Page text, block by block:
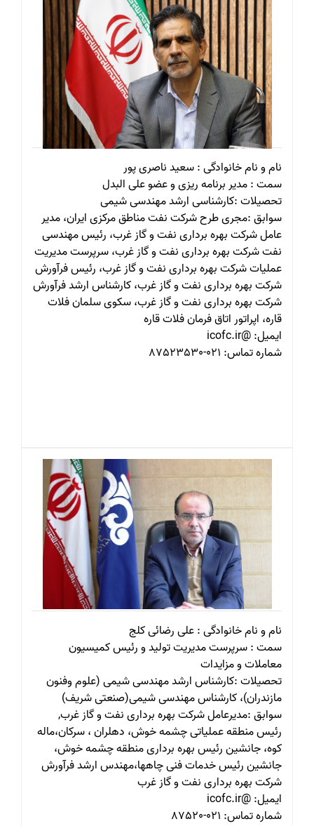
نام و نام خانوادگی : سعید ناصری پور
سمت : مدیر برنامه ریزی و عضو علی البدل
تحصیلات :کارشناسی ارشد مهندسی شیمی
سوابق :مجری طرح شرکت نفت مناطق مرکزی ایران، مدیر
عامل شرکت بهره برداری نفت و گاز غرب، رئیس مهندسی
نفت شرکت بهره برداری نفت و گاز غرب، سرپرست مدیریت
عملیات شرکت بهره برداری نفت و گاز غرب، رئیس فرآورش
شرکت بهره برداری نفت و گاز غرب، کارشناس ارشد فرآورش
شرکت بهره برداری نفت و گاز غرب، سکوی سلمان فلات
قاره، اپراتور اتاق فرمان فلات قاره
ایمیل: @icofc.ir
شماره تماس: 021-87523530
نام و نام خانوادگی : علی رضائی کلج
سمت : سرپرست مدیریت تولید و رئیس کمیسیون
معاملات و مزایدات
تحصیلات :کارشناس ارشد مهندسی شیمی (علوم وفنون
مازندران)، کارشناس مهندسی شیمی(صنعتی شریف)
سوابق :مدیرعامل شرکت بهره برداری نفت و گاز غرب,
رئیس منطقه عملیاتی چشمه خوش، دهلران ، سرکان،ماله
کوه، جانشین رئیس بهره برداری منطقه چشمه خوش،
جانشین رئیس خدمات فنی چاهها،مهندس ارشد فرآورش
شرکت بهره برداری نفت و گاز غرب
ایمیل: @icofc.ir
شماره تماس: 021-87520